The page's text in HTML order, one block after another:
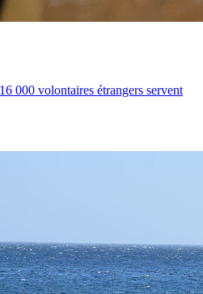
000 volontaires étrangers servent